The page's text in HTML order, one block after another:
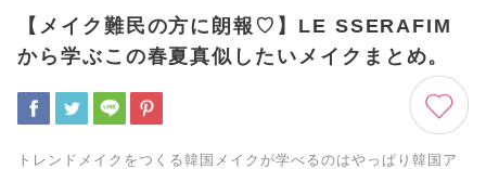
【メイク難民の方に朗報♡】LE SSERAFIM
から学ぶこの春夏真似したいメイクまとめ。
トレンドメイクをつくる韓国メイクが学べるのはやっぱり韓国ア